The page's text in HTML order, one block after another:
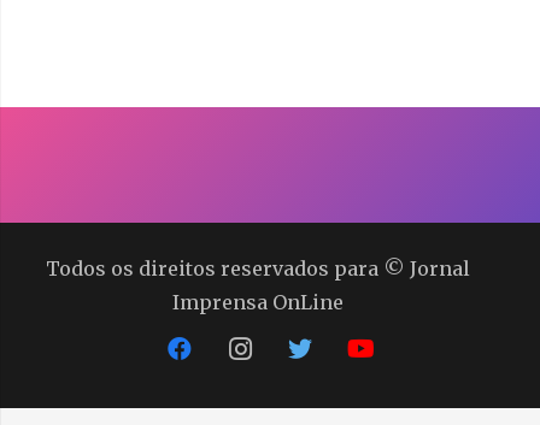
Todos os direitos reservados para © Jornal
Imprensa OnLine